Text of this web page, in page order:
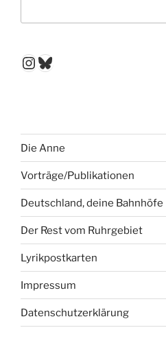
Instagram
Bluesky
Die Anne
Vorträge/Publikationen
Deutschland, deine Bahnhöfe
Der Rest vom Ruhrgebiet
Lyrikpostkarten
Impressum
Datenschutzerklärung